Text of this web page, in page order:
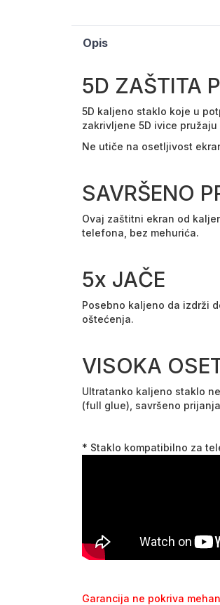
Opis
5D ZAŠTITA
5D kaljeno staklo koje u
zakrivljene 5D ivice
Ne utiče na osetljivost
SAVRŠENO
Ovaj zaštitni ekran od
telefona, bez mehurića.
5x JAČE
Posebno kaljeno da izdrži
oštećenja.
VISOKA
Ultratanko kaljeno staklo
(full glue), savršeno
* Staklo kompatibilno za
Garancija ne pokriva